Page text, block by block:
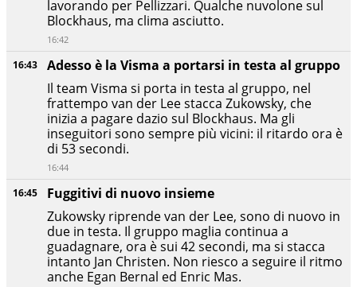
16:45
Fuggitivi di nuovo insieme
Zukowsky riprende van der Lee, sono di nuovo in
due in testa. Il gruppo maglia continua a
guadagnare, ora è sui 42 secondi, ma si stacca
intanto Jan Christen. Non riesco a seguire il ritmo
anche Egan Bernal ed Enric Mas.
16:43
Adesso è la Visma a portarsi in testa al gruppo
Il team Visma si porta in testa al gruppo, nel
frattempo van der Lee stacca Zukowsky, che
inizia a pagare dazio sul Blockhaus. Ma gli
inseguitori sono sempre più vicini: il ritardo ora è
di 53 secondi.
16:44
lavorando per Pellizzari. Qualche nuvolone sul
Blockhaus, ma clima asciutto.
16:42